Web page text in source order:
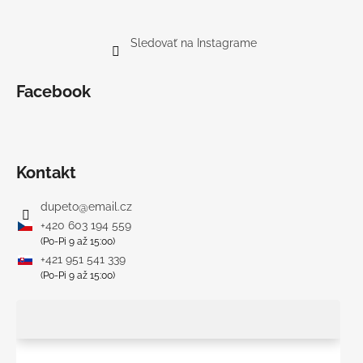
Sledovať na Instagrame
Facebook
Kontakt
dupeto@email.cz
+420 603 194 559
(Po-Pi 9 až 15:00)
+421 951 541 339
(Po-Pi 9 až 15:00)